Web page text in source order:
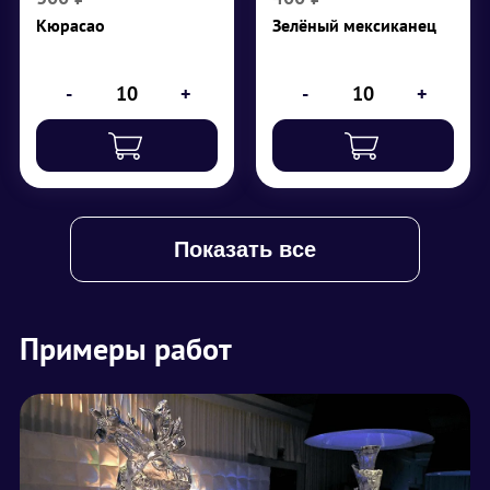
Кюрасао
- +
Зелёный мексиканец
- +
400
₽
Показать все
Примеры работ